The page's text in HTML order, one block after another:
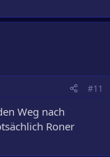
#11
Weg nach
Roner